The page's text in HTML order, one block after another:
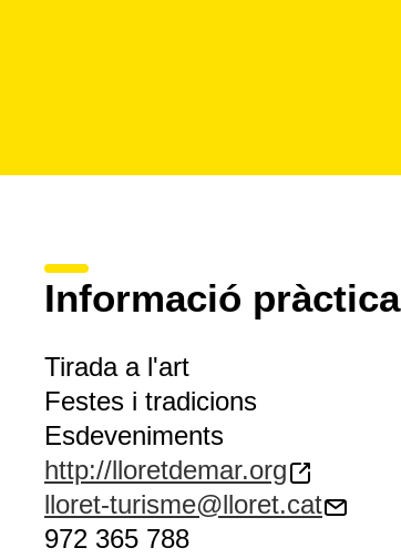
Informació pràctica
Tirada a l'art
Festes i tradicions
Esdeveniments
http://lloretdemar.org
lloret-turisme@lloret.cat
972 365 788